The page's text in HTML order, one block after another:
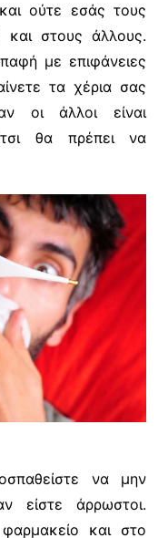
ούτε εσάς τους
και στους άλλους.
με επιφάνειες
τα χέρια σας
οι άλλοι είναι
θα πρέπει να
να μην
είστε άρρωστοι.
και στο